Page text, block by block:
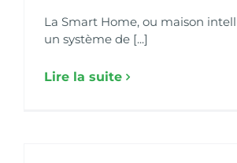
La Smart Home, ou maison
un système de [...]
Lire la suite